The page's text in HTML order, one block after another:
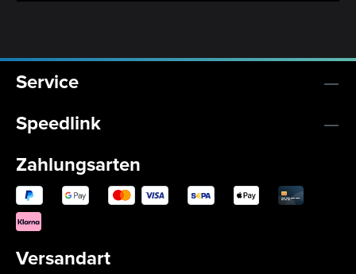
Service
Speedlink
Zahlungsarten
Versandart